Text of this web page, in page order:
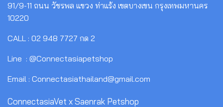
91/9-11 ถนน วัชรพล แขวง ท่าแร้ง เขตบางเขน กรุงเทพมหานคร
10220
CALL : 02 948 7727 กด 2
Line : @Connectasiapetshop
Email : Connectasiathailand@gmail.com
ConnectasiaVet x Saenrak Petshop